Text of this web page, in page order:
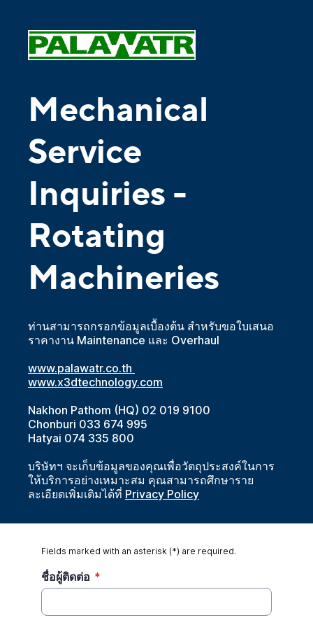
Mechanical
Service
Inquiries -
Rotating
Machineries
ท่านสามารถกรอกข้อมูลเบื้องต้น สำหรับขอใบเสนอ
ราคางาน Maintenance และ Overhaul
www.palawatr.co.th
www.x3dtechnology.com
Nakhon Pathom (HQ) 02 019 9100
Chonburi 033 674 995
Hatyai 074 335 800
บริษัทฯ จะเก็บข้อมูลของคุณเพื่อวัตถุประสงค์ในการ
ให้บริการอย่างเหมาะสม คุณสามารถศึกษาราย
ละเอียดเพิ่มเติมได้ที่ Privacy Policy
Fields marked with an asterisk (*) are required.
ชื่อผู้ติดต่อ *